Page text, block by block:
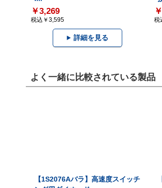
￥3,269
税込￥3,595
詳細を見る
税
よく一緒に比較されている製品
【1S2076Aバラ】高速度スイッチ